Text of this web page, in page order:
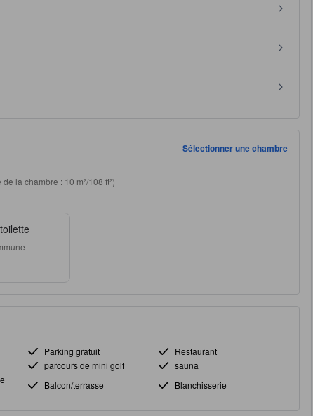
Sélectionner une chambre
la chambre : 10 m²/108 ft²)
Parking gratuit
Restaurant
parcours de mini golf
sauna
Balcon/terrasse Blanchisserie